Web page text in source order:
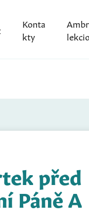
Konta
kty
před
Páně A